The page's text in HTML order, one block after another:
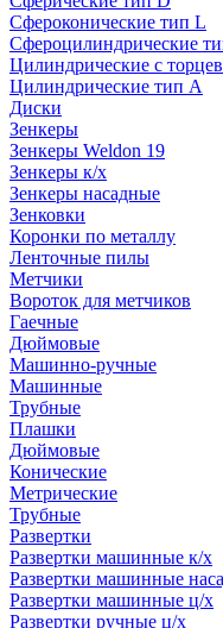
Сфероконические тип L
Сфероцилиндрические
Цилиндрические с
Цилиндрические тип А
Диски
Зенкеры
Зенкеры Weldon 19
Зенкеры к/х
Зенкеры насадные
Зенковки
Коронки по металлу
Ленточные пилы
Метчики
Вороток для метчиков
Гаечные
Дюймовые
Машинно-ручные
Машинные
Трубные
Плашки
Дюймовые
Конические
Метрические
Трубные
Развертки
Развертки машинные к/х
Развертки машинные
Развертки машинные ц/х
Развертки ручные ц/х